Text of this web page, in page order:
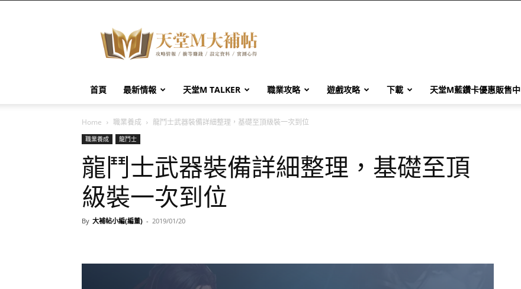
堂
M
大
帖
首頁 最新情報 天堂M TALKER 職業攻略 遊戲攻略 下載 天堂M藍鑽卡優惠販售中
Home 職業養成 龍鬥士武器裝備詳細整理，基礎至頂級裝一次到位
職業養成 龍鬥士
龍鬥士武器裝備詳細整理，基礎至頂
級裝一次到位
By 大補帖小編(編董) - 2019/01/20